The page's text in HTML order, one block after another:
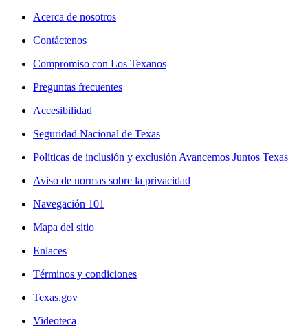
Acerca de nosotros
Contáctenos
Compromiso con Los Texanos
Preguntas frecuentes
Accesibilidad
Seguridad Nacional de Texas
Políticas de inclusión y exclusión Avancemos Juntos Texas
Aviso de normas sobre la privacidad
Navegación 101
Mapa del sitio
Enlaces
Términos y condiciones
Texas.gov
Videoteca